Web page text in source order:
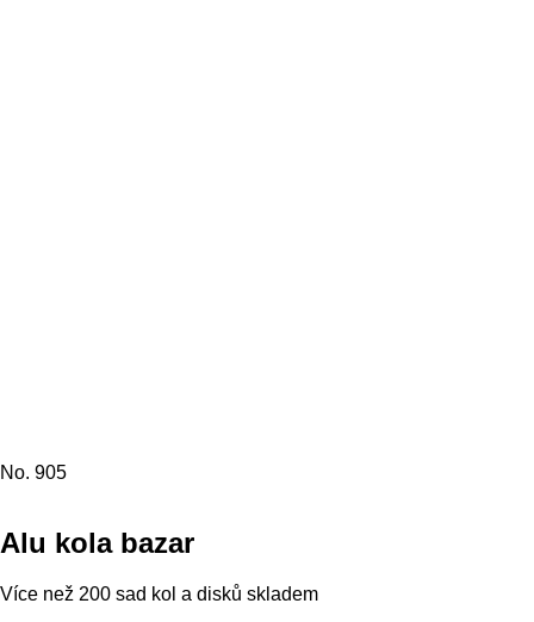
No. 905
Alu kola bazar
Více než 200 sad kol a disků skladem